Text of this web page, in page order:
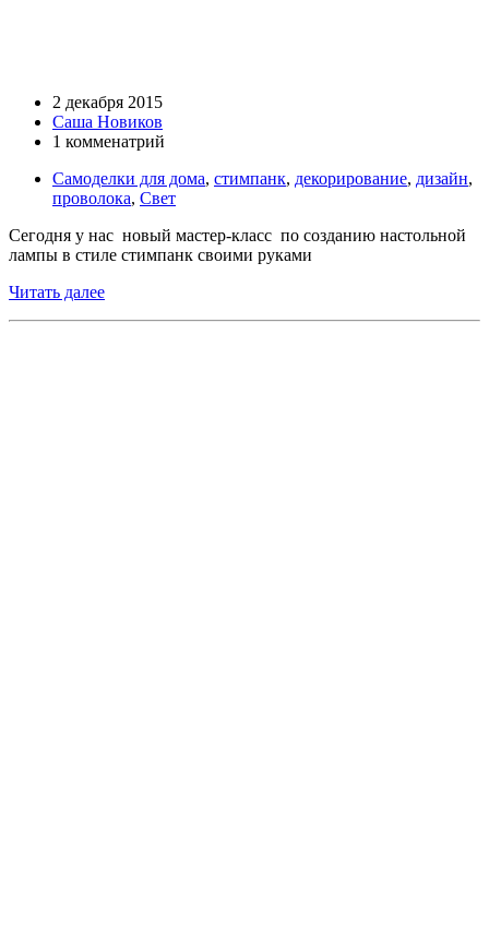
2 декабря 2015
Саша Новиков
1 комменатрий
Самоделки для дома, стимпанк, декорирование, дизайн,
проволока, Свет
Сегодня у нас новый мастер-класс по созданию настольной
лампы в стиле стимпанк своими руками
Читать далее